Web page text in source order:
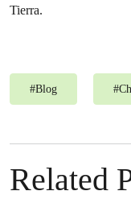
Tierra.
#Blog #
Related